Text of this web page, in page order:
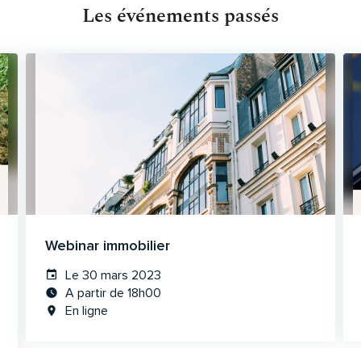
Les événements passés
Webinar immobilier
Le 30 mars 2023
A partir de 18h00
En ligne